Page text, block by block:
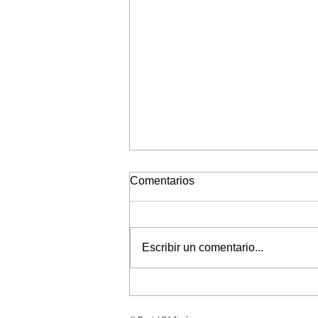
Comentarios
Escribir un comentario...